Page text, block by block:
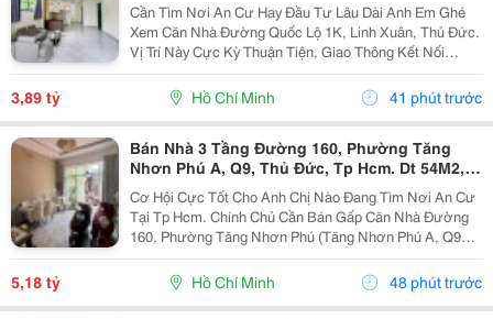
Cần Tìm Nơi An Cư Hay Đầu Tư Lâu Dài Anh Em Ghé
Xem Căn Nhà Đường Quốc Lộ 1K, Linh Xuân, Thủ Đức.
Vị Trí Này Cực Kỳ Thuận Tiện, Giao Thông Kết Nối
Nhanh Chóng, Cực Kỳ Phù Hợp Cho Khách Mua Để Giữ
Tài Sản Hoặc Cho Thuê Đều Rất Ổn Định. Thông Tin...
3,89 tỷ Hồ Chí Minh 41 phút trước
Bán Nhà 3 Tầng Đường 160, Phường Tăng
Nhơn Phú A, Q9, Thủ Đức, Tp Hcm. Dt 54M2,
Sổ Hồng Riêng. Giá 5,18 Tỷ
Cơ Hội Cực Tốt Cho Anh Chị Nào Đang Tìm Nơi An Cư
Tại Tp Hcm. Chính Chủ Cần Bán Gấp Căn Nhà Đường
160, Phường Tăng Nhơn Phú (Tăng Nhơn Phú A, Q9
Cũ). Vị Trí Nhà Nằm Trong Khu Dân Cư Ổn Định, Giao
Thông Thuận Tiện Chỉ Vài Bước Là Ra Lã Xuân Oai,
5,18 tỷ Hồ Chí Minh 48 phút trước